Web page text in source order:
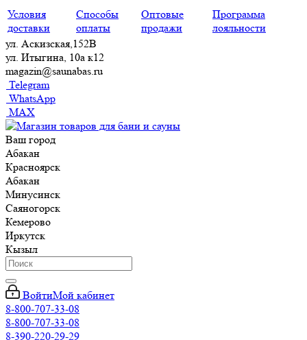
Условия
доставки
Способы
оплаты
Оптовые
продажи
Программа
лояльности
ул. Аскизская,152В
ул. Итыгина, 10а к12
magazin@saunabas.ru
Telegram
WhatsApp
MAX
Ваш город
Абакан
Красноярск
Абакан
Минусинск
Саяногорск
Кемерово
Иркутск
Кызыл
ВойтиМой кабинет
8-800-707-33-08
8-800-707-33-08
8-390-220-29-29